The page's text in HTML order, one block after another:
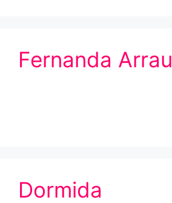
Fernanda Arrau
Dormida